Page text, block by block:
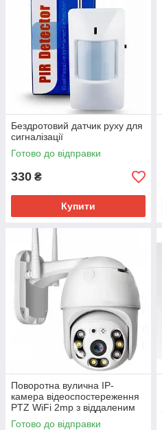
Бездротовий датчик руху для
сигналізації
Готово до відправки
330 ₴
Купити
Поворотна вулична IP-
камера відеоспостереження
PTZ WiFi 2mp з віддаленим
доступом
Готово до відправки